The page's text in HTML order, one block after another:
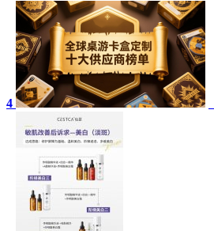
4